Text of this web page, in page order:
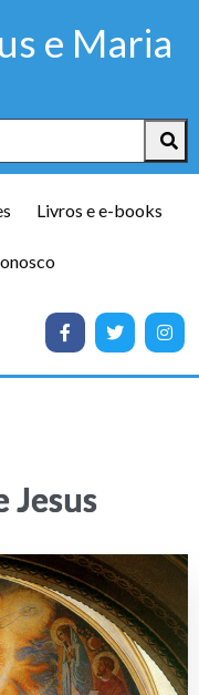
e Maria
Livros e e-books
Jesus